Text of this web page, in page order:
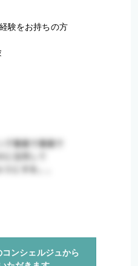
験をお持ちの方
ンシェルジュから